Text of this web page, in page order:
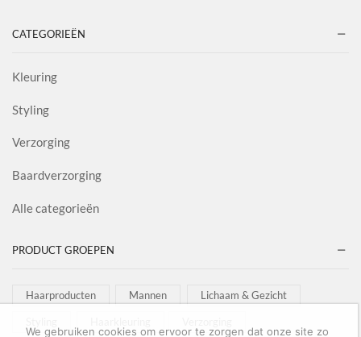
CATEGORIEËN
Kleuring
Styling
Verzorging
Baardverzorging
Alle categorieën
PRODUCT GROEPEN
Haarproducten Mannen Lichaam & Gezicht
We gebruiken cookies om ervoor te zorgen dat onze site zo